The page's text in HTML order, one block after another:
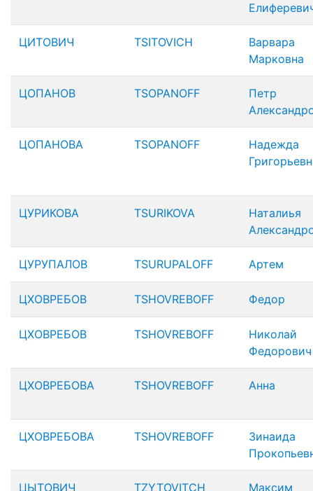
ЦИТОВИЧ TSITOVICH
Варвара
Марковна
ЦОПАНОВ TSOPANOFF
Петр
ЦОПАНОВА TSOPANOFF
Надежда
ЦУРИКОВА TSURIKOVA
Наталиья
ЦУРУПАЛОВ TSURUPALOFF Артем
ЦХОВРЕБОВ TSHOVREBOFF Федор
ЦХОВРЕБОВ TSHOVREBOFF
Николай
Федорович
ЦХОВРЕБОВА TSHOVREBOFF Анна
ЦХОВРЕБОВА TSHOVREBOFF
Зинаида
ЦЫТОВИЧ TZYTOVITCH Максим